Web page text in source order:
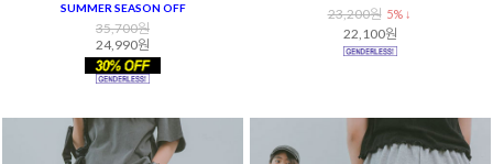
SUMMER SEASON OFF
35,700원
24,990원
23,200원 5% ↓
22,100원